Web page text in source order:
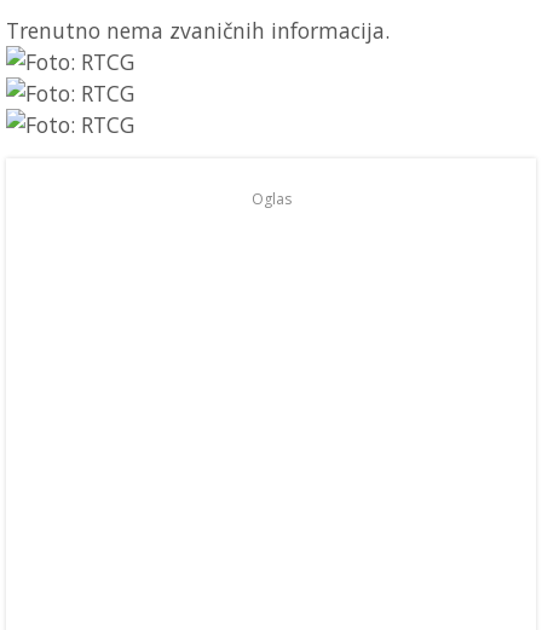
Trenutno nema zvaničnih informacija.
Oglas